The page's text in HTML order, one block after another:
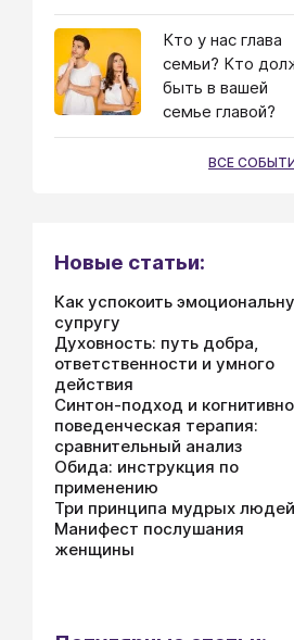
Кто у нас глава
семьи? Кто
быть в вашей
семье главой?
ВСЕ
Новые статьи:
Как успокоить
супругу
Духовность: путь добра,
ответственности и умного
действия
Синтон-подход и
поведенческая терапия:
сравнительный анализ
Обида: инструкция по
применению
Три принципа мудрых людей
Манифест послушания
женщины